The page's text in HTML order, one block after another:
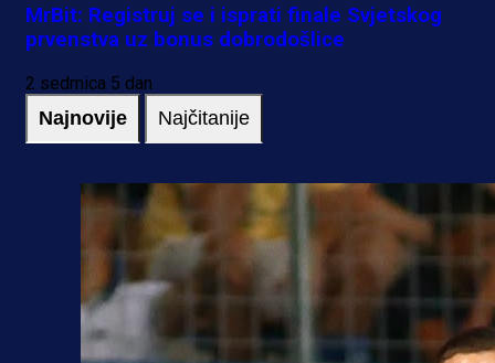
MrBit: Registruj se i isprati finale Svjetskog
prvenstva uz bonus dobrodošlice
2 sedmica 5 dan
Najnovije Najčitanije